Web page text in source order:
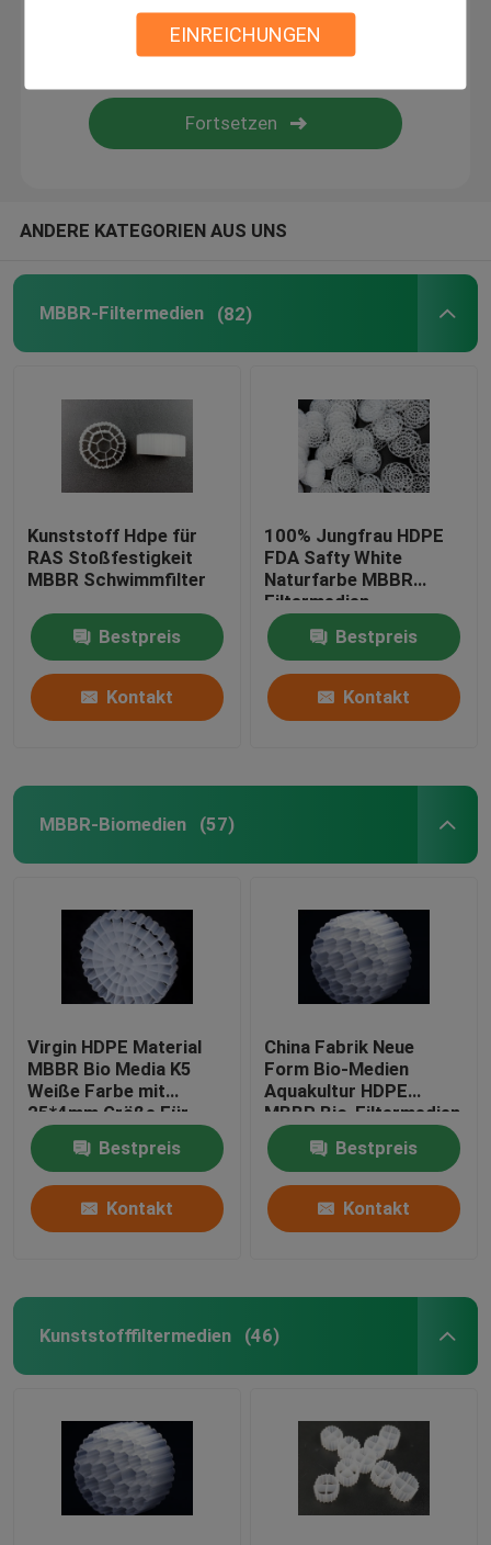
EINREICHUNGEN
Biofiltermaterial
MBBR-Träger
PVC-Blattstapel
ANDERE KATEGORIEN AUS UNS
MBBR-Filtermedien (82)
Kunststoff Hdpe für
RAS Stoßfestigkeit
MBBR Schwimmfilter
Bestpreis
Kontakt
100% Jungfrau HDPE
FDA Safty White
Naturfarbe MBBR
Filtermedien
Bestpreis
Kontakt
MBBR-Biomedien (57)
Virgin HDPE Material
MBBR Bio Media K5
Weiße Farbe mit
25*4mm Größe Für
IFAS Ausrüstung
Bestpreis
Kontakt
China Fabrik Neue
Form Bio-Medien
Aquakultur HDPE
MBBR Bio-Filtermedien
Biomasse Träger
schwimmende Medien
Bestpreis
Kontakt
Kunststofffiltermedien (46)